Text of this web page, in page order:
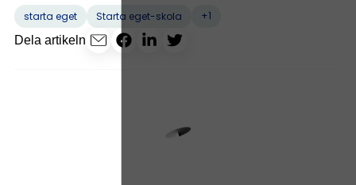
starta eget Starta eget-skola
+1
Dela artikeln